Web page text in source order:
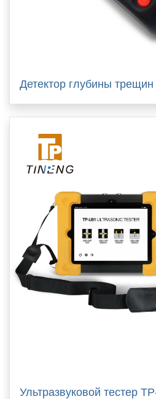
Детектор глубины
Ультразвуковой тестер